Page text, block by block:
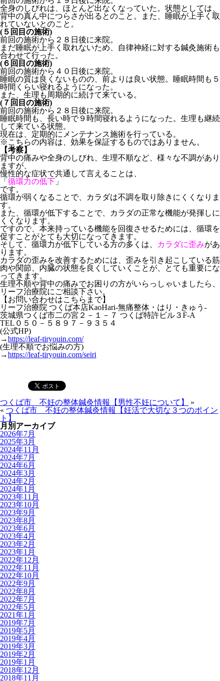
全身のしびれは、ほとんど出なくなっていた。状態としては、
背中の真ん中につらさが出るとのこと。また、睡眠が上手く取
れていないとのこと。
(５回目の施術)
前回の施術から２８日後に来院。
まだ睡眠が上手く取れないため、自律神経に対する鍼灸施術も
合わせて行った。
(６回目の施術)
前回の施術から４０日後に来院。
睡眠の質は良くないものの、前よりは良い状態。睡眠時間も５
時間くらい寝れるようになった。
また、生理も周期的に続けて来ている。
(７回目の施術)
前回の施術から２８日後に来院。
睡眠時間も、長い時で９時間寝れるようになった。生理も継続
して来ている状態。
現在は、定期的にメンテナンス施術を行っている。
※こちらの内容は、効果を保証するものではありません。
【考察】
背中の痛みや全身のしびれ、生理不順など、様々な不調があり
ますが、
慢性的な症状で共通して言えることは、
「 循環力の低下 」
です。
循環が弱くなることで、カラダは不調を取り除きにくくなりま
す。
また、循環が低下することで、カラダの正常な機能が発揮しに
くくなります。
ですので、本来持っている機能を回復させるためには、循環を
促すことがとても大切になってきます。
そして、循環力が低下している方の多くは、
カラダに歪みがあ
ります。
カラダの歪みを改善するためには、歪みを引き起こしている筋
肉や関節、内臓の状態を良くしていくことが、とても重要にな
ってきます。
生理不順や背中の痛みでお困りの方がいらっしゃいましたら、
リーフ治療院にご相談下さい。
【お問い合わせはこちらまで】
リーフ治療院 つくば本店KaoHari-無痛整体・はり・きゅう-
茨城県つくば市二の宮２－１－７ つくば特許ビル３F-A
TEL０５０－５８９７－９３５４
(公式HP)
→https://leaf-tiryouin.com/
(生理不順でお悩みの方)
→https://leaf-tiryouin.com/seiri
つくば市 不妊の整体鍼灸情報【男性不妊について】
»
« つくば市 不妊の整体鍼灸情報【妊活で大切な３つのポイン
ト】
月別アーカイブ
2026年7月
2025年3月
2024年11月
2024年7月
2024年6月
2024年3月
2024年2月
2024年1月
2023年11月
2023年10月
2023年9月
2023年8月
2023年6月
2023年4月
2023年2月
2023年1月
2022年12月
2022年11月
2022年10月
2022年9月
2022年8月
2022年7月
2022年5月
2021年1月
2019年7月
2019年5月
2019年4月
2019年3月
2019年2月
2019年1月
2018年12月
2018年11月